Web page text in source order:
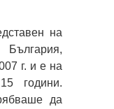
на
г. и е на
години.
да